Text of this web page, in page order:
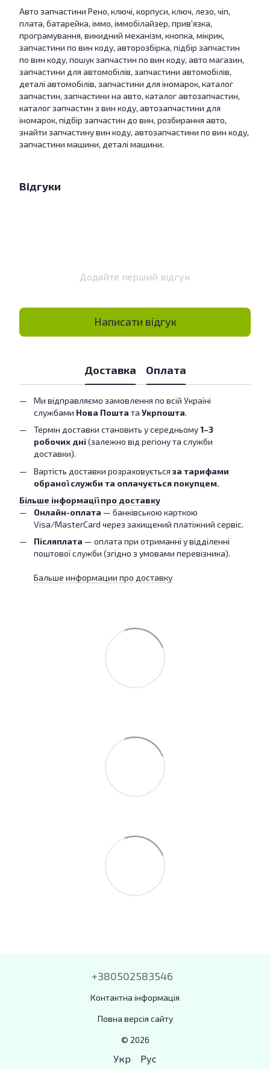
Авто запчастини Рено, ключі, корпуси, ключ, лезо, чіп,
плата, батарейка, іммо, іммобілайзер, прив'язка,
програмування, викидний механізм, кнопка, мікрик,
запчастини по вин коду, авторозбірка, підбір запчастин
по вин коду, пошук запчастин по вин коду, авто магазин,
запчастини для автомобілів, запчастини автомобілів,
деталі автомобілів, запчастини для іномарок, каталог
запчастин, запчастини на авто, каталог автозапчастин,
каталог запчастин з вин коду, автозапчастини для
іномарок, підбір запчастин до вин, розбирання авто,
знайти запчастину вин коду, автозапчастини по вин коду,
запчастини машини, деталі машини.
Відгуки
Додайте перший відгук
Написати відгук
Доставка Оплата
Ми відправляємо замовлення по всій Україні
службами Нова Пошта та Укрпошта.
Термін доставки становить у середньому1–3
робочих дні(залежно від регіону та служби
доставки).
Вартість доставки розраховується за тарифами
обраної служби та оплачується покупцем.
Більше інформації про доставку
Онлайн-оплата — банківською карткою
Visa/MasterCard через захищений платіжний сервіс.
Післяплата — оплата при отриманні у відділенні
поштової служби (згідно з умовами перевізника).
Бальше информации про доставку
+380502583546
Контактна інформація
Повна версія сайту
© 2026
Укр Рус